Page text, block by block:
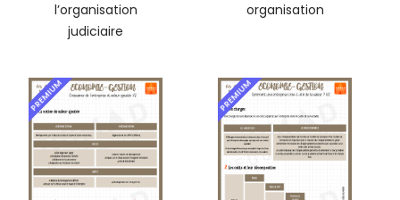
l’organisation
judiciaire
organisation
PREMIUM PREMIUM